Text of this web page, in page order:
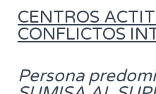
CENTROS
CONFLICTOS
Persona